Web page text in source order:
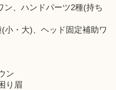
ン、ハンドパーツ2種(持ち
小・大)、ヘッド固定補助ワ
ン
り眉